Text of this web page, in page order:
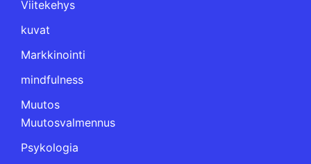
Viitekehys
kuvat
Markkinointi
mindfulness
Muutos
Muutosvalmennus
Psykologia